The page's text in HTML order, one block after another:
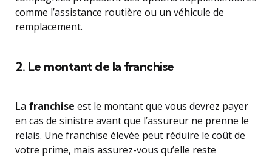
comme l’assistance routière ou un véhicule de
remplacement.
2. Le montant de la franchise
La franchise est le montant que vous devrez payer
en cas de sinistre avant que l’assureur ne prenne le
relais. Une franchise élevée peut réduire le coût de
votre prime, mais assurez-vous qu’elle reste